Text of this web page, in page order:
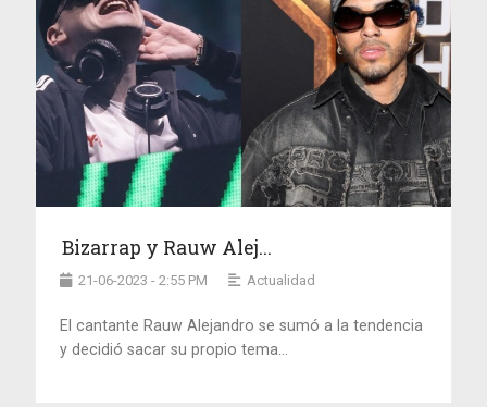
Bizarrap y Rauw Alej...
21-06-2023 - 2:55 PM Actualidad
El cantante Rauw Alejandro se sumó a la tendencia
y decidió sacar su propio tema...